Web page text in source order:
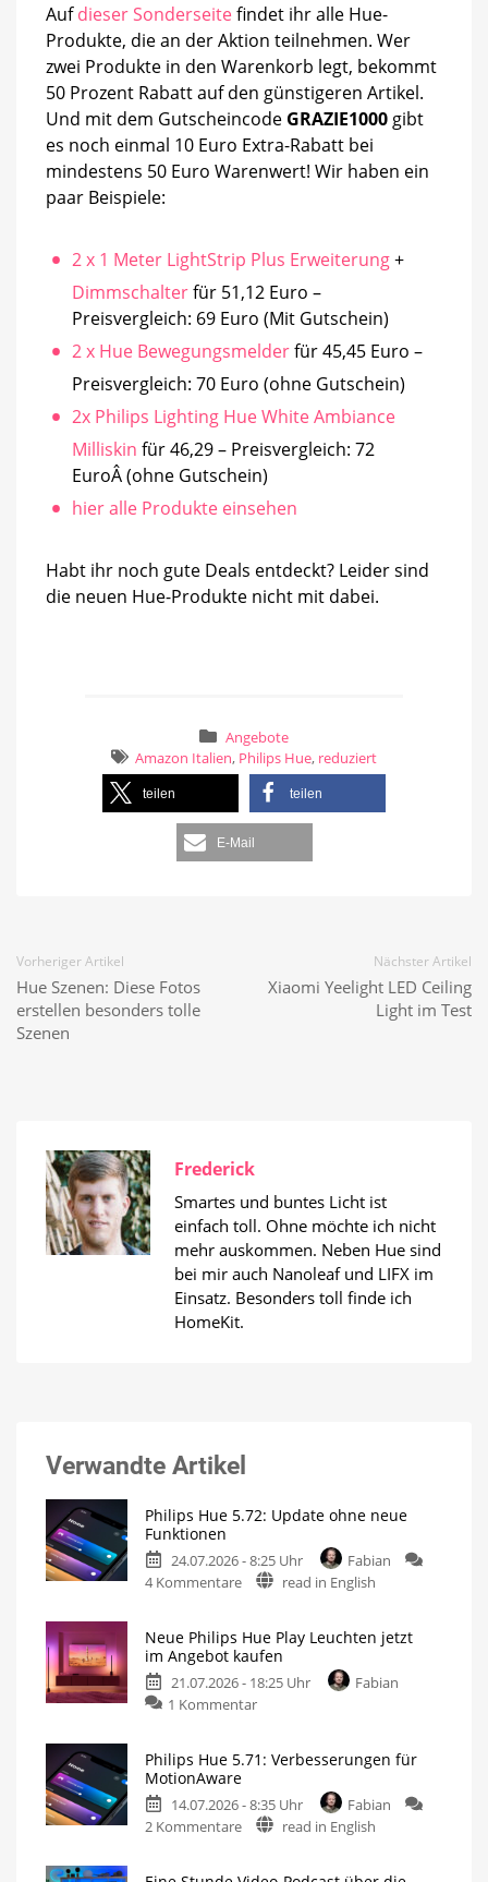
Aufdieser Sonderseitefindet ihr alle Hue-
Produkte, die an der Aktion teilnehmen. Wer
zwei Produkte in den Warenkorb legt, bekommt
50 Prozent Rabatt auf den günstigeren Artikel.
Und mit dem Gutscheincode GRAZIE1000 gibt
es noch einmal 10 Euro Extra-Rabatt bei
mindestens 50 Euro Warenwert! Wir haben ein
paar Beispiele:
2 x 1 Meter LightStrip Plus Erweiterung+
Dimmschalterfür 51,12 Euro –
Preisvergleich: 69 Euro (Mit Gutschein)
2 x Hue Bewegungsmelderfür 45,45 Euro –
Preisvergleich: 70 Euro (ohne Gutschein)
2x Philips Lighting Hue White Ambiance
Milliskin für 46,29 – Preisvergleich: 72
EuroÂ (ohne Gutschein)
hier alle Produkte einsehen
Habt ihr noch gute Deals entdeckt? Leider sind
die neuen Hue-Produkte nicht mit dabei.
Angebote
Amazon Italien, Philips Hue, reduziert
teilen teilen
E-Mail
Vorheriger Artikel
Hue Szenen: Diese Fotos
erstellen besonders tolle
Szenen
Nächster Artikel
Xiaomi Yeelight LED Ceiling
Light im Test
Frederick
Smartes und buntes Licht ist
einfach toll. Ohne möchte ich nicht
mehr auskommen. Neben Hue sind
bei mir auch Nanoleaf und LIFX im
Einsatz. Besonders toll finde ich
HomeKit.
Verwandte Artikel
Philips Hue 5.72: Update ohne neue
Funktionen
24.07.2026 - 8:25 Uhr
Fabian
4 Kommentarezu
5.72:
Update
ohne
neue
rund
Energieverbrauch
read in English
Neue Philips Hue Play Leuchten jetzt
im Angebot kaufen
21.07.2026 - 18:25 Uhr
Fabian
1 Kommentarzu
Hue
Leuchten
jetzt
Philips Hue 5.71: Verbesserungen für
MotionAware
14.07.2026 - 8:35 Uhr
Fabian
2 Kommentarezu
read in English